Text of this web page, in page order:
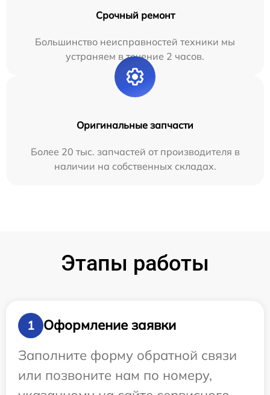
Срочный ремонт
Большинство неисправностей техники мы
устраняем в течение 2 часов.
Оригинальные запчасти
Более 20 тыс. запчастей от производителя в
наличии на собственных складах.
Этапы работы
1
Оформление заявки
Заполните форму обратной связи
или позвоните нам по номеру,